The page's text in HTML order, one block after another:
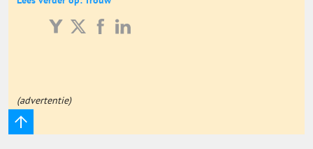
(advertentie)